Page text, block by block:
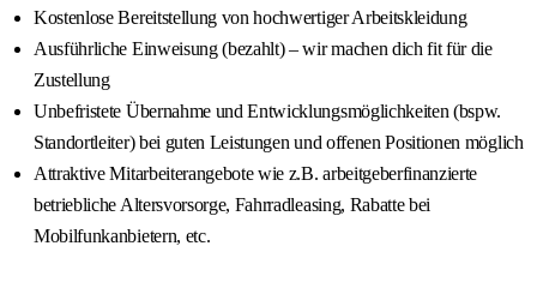
Kostenlose Bereitstellung von hochwertiger Arbeitskleidung
Ausführliche Einweisung (bezahlt) – wir machen dich fit für die
Zustellung
Unbefristete Übernahme und Entwicklungsmöglichkeiten (bspw.
Standortleiter) bei guten Leistungen und offenen Positionen möglich
Attraktive Mitarbeiterangebote wie z.B. arbeitgeberfinanzierte
betriebliche Altersvorsorge, Fahrradleasing, Rabatte bei
Mobilfunkanbietern, etc.